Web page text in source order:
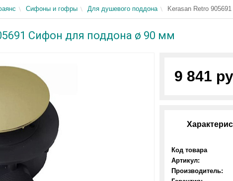
Сифоны и гофры Для душевого поддона Kerasan Retro
Сифон для поддона ø 90 мм
9 841
Код товара
Артикул:
Производитель: